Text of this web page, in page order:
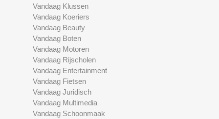
Vandaag Klussen
Vandaag Koeriers
Vandaag Beauty
Vandaag Boten
Vandaag Motoren
Vandaag Rijscholen
Vandaag Entertainment
Vandaag Fietsen
Vandaag Juridisch
Vandaag Multimedia
Vandaag Schoonmaak